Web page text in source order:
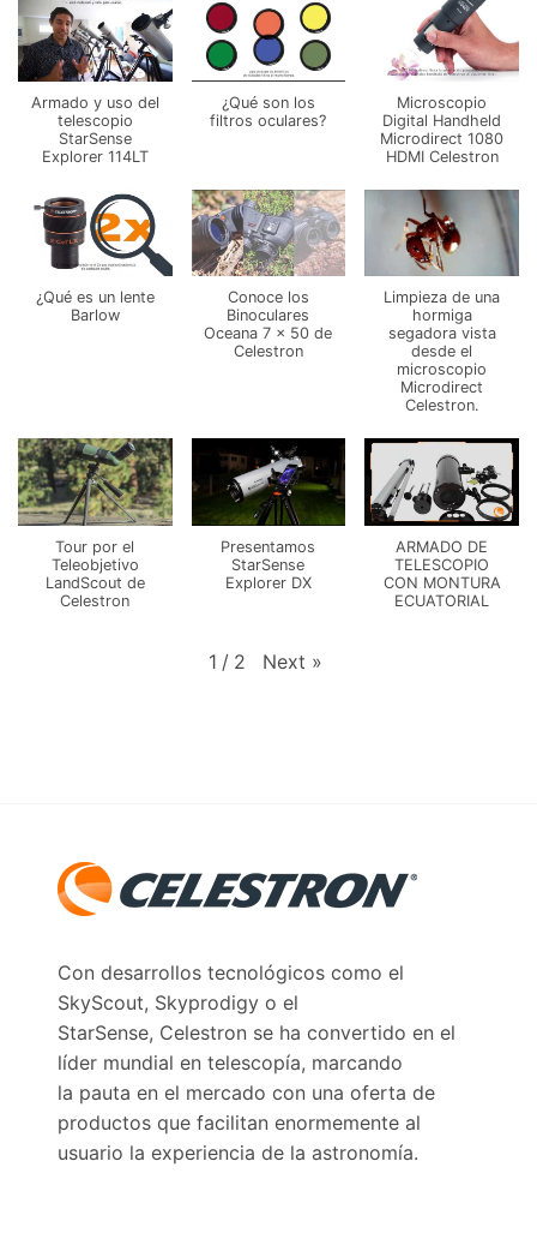
Armado y uso del
telescopio
StarSense
Explorer 114LT
¿Qué son los
filtros oculares?
Microscopio
Digital Handheld
Microdirect 1080
HDMI Celestron
¿Qué es un lente
Barlow
Conoce los
Binoculares
Oceana 7 x 50 de
Celestron
Limpieza de una
hormiga
segadora vista
desde el
microscopio
Microdirect
Celestron.
Tour por el
Teleobjetivo
LandScout de
Celestron
Presentamos
StarSense
Explorer DX
ARMADO DE
TELESCOPIO
CON MONTURA
ECUATORIAL
1 / 2 Next »
Con desarrollos tecnológicos como el
SkyScout, Skyprodigy o el
StarSense, Celestron se ha convertido en el
líder mundial en telescopía, marcando
la pauta en el mercado con una oferta de
productos que facilitan enormemente al
usuario la experiencia de la astronomía.